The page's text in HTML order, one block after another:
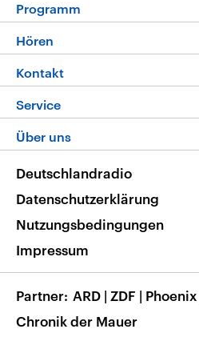
Programm
Programm
Die Nachrichten
Nachrichtenleicht
Neue Beiträge auf dlf.de
Hören
Livestream
Podcasts
Deutschlandfunk App
Nachrichten App
Frequenzen
Kontakt
Hörerservice
Service
FAQ
Veranstaltungen
Musikliste
RSS
Über uns
Barrierefreiheit
Deutschlandradio
Datenschutzerklärung
Nutzungsbedingungen
Impressum
Partner ARD | ZDF | Phoenix
Chronik der Mauer